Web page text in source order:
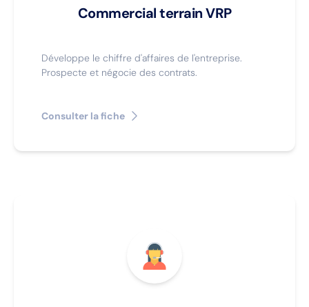
Commercial terrain VRP
Développe le chiffre d'affaires de l'entreprise.
Prospecte et négocie des contrats.
Consulter la fiche